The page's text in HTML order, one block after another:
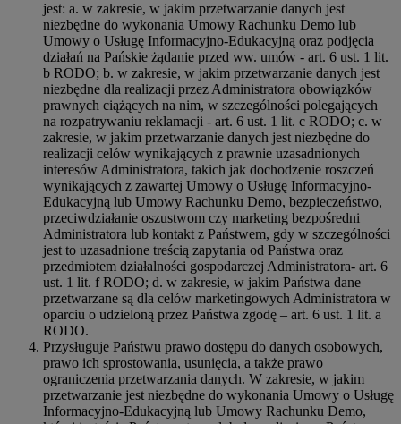
jest: a. w zakresie, w jakim przetwarzanie danych jest
niezbędne do wykonania Umowy Rachunku Demo lub
Umowy o Usługę Informacyjno-Edukacyjną oraz podjęcia
działań na Pańskie żądanie przed ww. umów - art. 6 ust. 1 lit.
b RODO; b. w zakresie, w jakim przetwarzanie danych jest
niezbędne dla realizacji przez Administratora obowiązków
prawnych ciążących na nim, w szczególności polegających
na rozpatrywaniu reklamacji - art. 6 ust. 1 lit. c RODO; c. w
zakresie, w jakim przetwarzanie danych jest niezbędne do
realizacji celów wynikających z prawnie uzasadnionych
interesów Administratora, takich jak dochodzenie roszczeń
wynikających z zawartej Umowy o Usługę Informacyjno-
Edukacyjną lub Umowy Rachunku Demo, bezpieczeństwo,
przeciwdziałanie oszustwom czy marketing bezpośredni
Administratora lub kontakt z Państwem, gdy w szczególności
jest to uzasadnione treścią zapytania od Państwa oraz
przedmiotem działalności gospodarczej Administratora- art. 6
ust. 1 lit. f RODO; d. w zakresie, w jakim Państwa dane
przetwarzane są dla celów marketingowych Administratora w
oparciu o udzieloną przez Państwa zgodę – art. 6 ust. 1 lit. a
RODO.
Przysługuje Państwu prawo dostępu do danych osobowych,
prawo ich sprostowania, usunięcia, a także prawo
ograniczenia przetwarzania danych. W zakresie, w jakim
przetwarzanie jest niezbędne do wykonania Umowy o Usługę
Informacyjno-Edukacyjną lub Umowy Rachunku Demo,